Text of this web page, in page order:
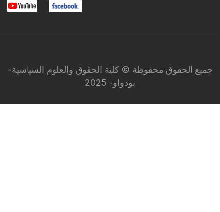
جميع الحقوق محفوظة © كلية الحقوق والعلوم السياسية-
بودواو- 2025